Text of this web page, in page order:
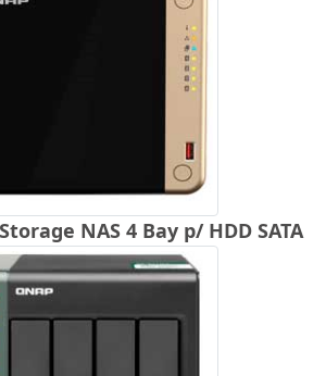
NAS 4 Bay p/ HDD SATA